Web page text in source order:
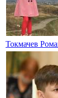
Токмачев